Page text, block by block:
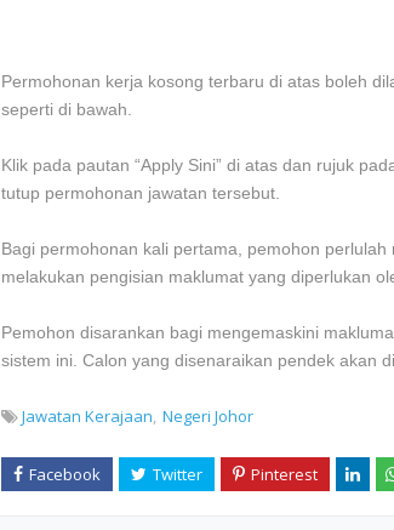
Permohonan kerja kosong terbaru di atas boleh
seperti di bawah.
Klik pada pautan “Apply Sini” di atas dan rujuk
tutup permohonan jawatan tersebut.
Bagi permohonan kali pertama, pemohon
melakukan pengisian maklumat yang diperlukan
Pemohon disarankan bagi mengemaskini
sistem ini. Calon yang disenaraikan pendek akan
Jawatan Kerajaan Negeri Johor